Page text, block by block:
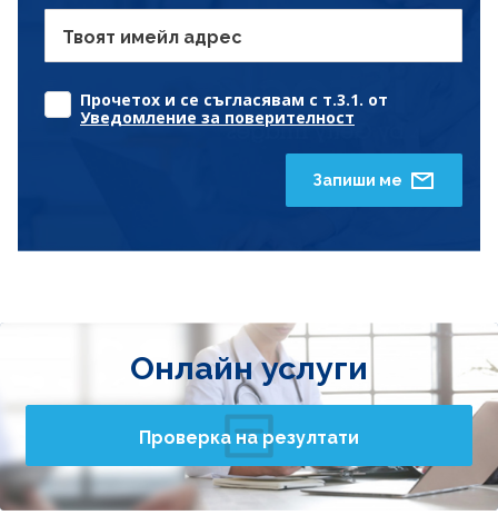
Твоят имейл адрес
Прочетох и се съгласявам с т.3.1. от
Уведомление за поверителност
Запиши ме
Онлайн услуги
Проверка на резултати